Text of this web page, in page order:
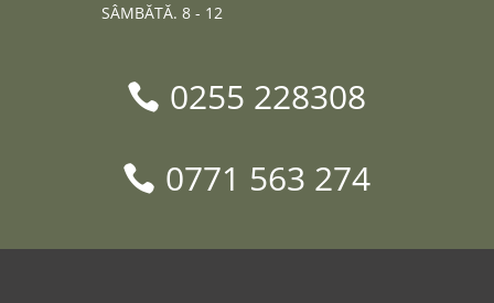
SÂMBĂTĂ. 8 - 12
0255 228308
0771 563 274